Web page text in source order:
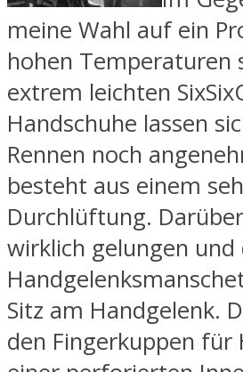
meine Wahl auf ein
hohen Temperaturen
extrem leichten
Handschuhe lassen
Rennen noch
besteht aus einem
Durchlüftung.
wirklich gelungen
Sitz am Handgelenk.
den Fingerkuppen